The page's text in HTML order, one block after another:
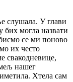
слушала. У глави
бих могла назвати
се ми поново
их често
свакодневице,
нашег
Хтела сам